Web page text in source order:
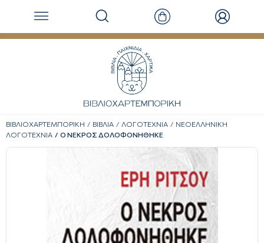
ΒΙΒΛΙΟΧΑΡΤΕΜΠΟΡΙΚΗ ΒΙΒΛΙΑ ΛΟΓΟΤΕΧΝΙΑ
ΝΕΟΕΛΛΗΝΙΚΗ
ΛΟΓΟΤΕΧΝΙΑ
Ο ΝΕΚΡΟΣ ΔΟΛΟΦΟΝΗΘΗΚΕ